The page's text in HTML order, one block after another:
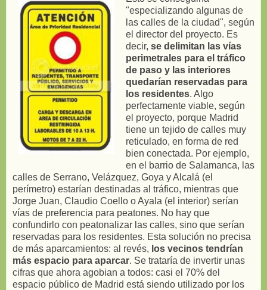
"especializando algunas de
las calles de la ciudad", según
el director del proyecto. Es
decir, se delimitan las vías
perimetrales para el tráfico
de paso y las interiores
quedarían reservadas para
los residentes. Algo
perfectamente viable, según
el proyecto, porque Madrid
tiene un tejido de calles muy
reticulado, en forma de red
bien conectada. Por ejemplo,
en el barrio de Salamanca, las
calles de Serrano, Velázquez, Goya y Alcalá (el
perímetro) estarían destinadas al tráfico, mientras que
Jorge Juan, Claudio Coello o Ayala (el interior) serían
vías de preferencia para peatones. No hay que
confundirlo con peatonalizar las calles, sino que serían
reservadas para los residentes. Esta solución no precisa
de más aparcamientos: al revés, los vecinos tendrían
más espacio para aparcar. Se trataría de invertir unas
cifras que ahora agobian a todos: casi el 70% del
espacio público de Madrid está siendo utilizado por los